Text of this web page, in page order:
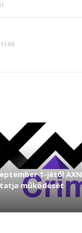
06
1-jétől AXN
működését